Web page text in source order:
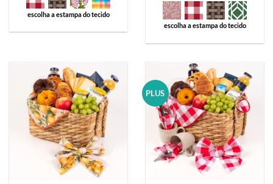
escolha a estampa do tecido
escolha a estampa do tecido
PLUS